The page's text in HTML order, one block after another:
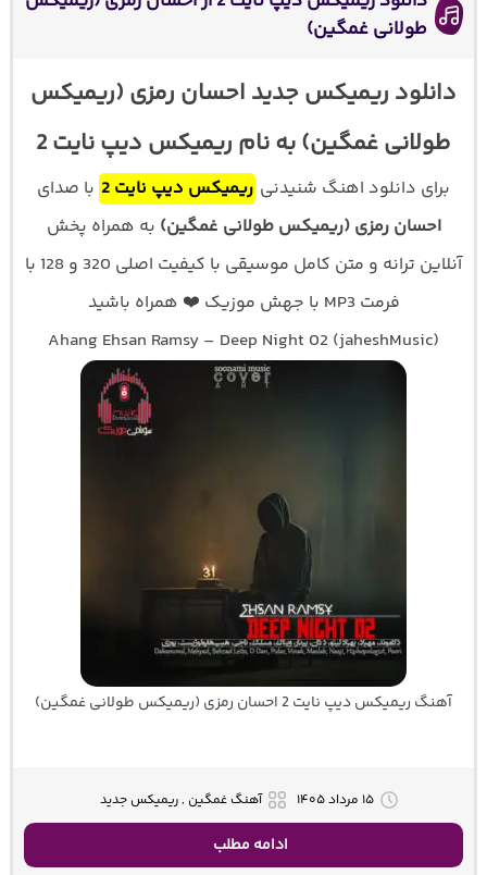
طولانی غمگین)
دانلود ریمیکس جدید احسان رمزی (ریمیکس
طولانی غمگین) به نام ریمیکس دیپ نایت 2
برای دانلود اهنگ شنیدنی ریمیکس دیپ نایت 2
با صدای
احسان رمزی (ریمیکس طولانی غمگین) به همراه پخش
آنلاین ترانه و متن کامل موسیقی با کیفیت اصلی 320 و 128 با
فرمت MP3 با جهش موزیک ❤️ همراه باشید
Ahang Ehsan Ramsy – Deep Night 02 (jaheshMusic)
آهنگ ریمیکس دیپ نایت 2 احسان رمزی (ریمیکس طولانی غمگین)
۱۵ مرداد ۱۴۰۵ آهنگ غمگین , ریمیکس جدید
ادامه مطلب